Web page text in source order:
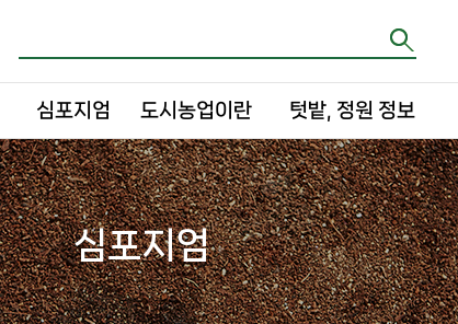
심포지엄 도시농업이란 텃밭, 정원 정보
심포지엄